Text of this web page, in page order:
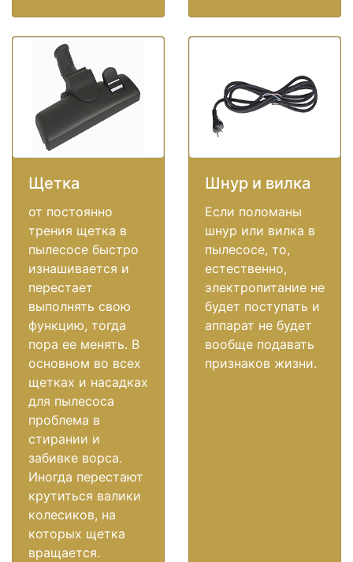
Щетка
от постоянно
трения щетка в
пылесосе быстро
изнашивается и
перестает
выполнять свою
функцию, тогда
пора ее менять. В
основном во всех
щетках и насадках
для пылесоса
проблема в
стирании и
забивке ворса.
Иногда перестают
крутиться валики
колесиков, на
которых щетка
вращается.
Шнур и вилка
Если поломаны
шнур или вилка в
пылесосе, то,
естественно,
электропитание не
будет поступать и
аппарат не будет
вообще подавать
признаков жизни.